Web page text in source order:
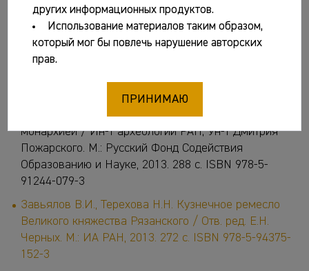
Завойкин А.А. Образование Боспорского государства.
Археология и хронология становления державы
Спартокидов / Отв. ред. В.Н. Зинько. Симферополь;
Керчь: ВТС Принт, 2013. 591 с. (Боспорские
Завойкина Н.В. Боспорские фиасы: между полисом и
монархией / Ин-т археологии РАН; Ун-т Дмитрия
Пожарского. М.: Русский Фонд Содействия
Образованию и Науке, 2013. 288 с. ISBN 978-5-
91244-079-3
Завьялов В.И., Терехова Н.Н. Кузнечное ремесло
Великого княжества Рязанского / Отв. ред. Е.Н.
Черных. М.: ИА РАН, 2013. 272 с. ISBN 978-5-94375-
152-3
других информационных продуктов.
Использование материалов таким образом,
который мог бы повлечь нарушение авторских
прав.
ПРИНИМАЮ